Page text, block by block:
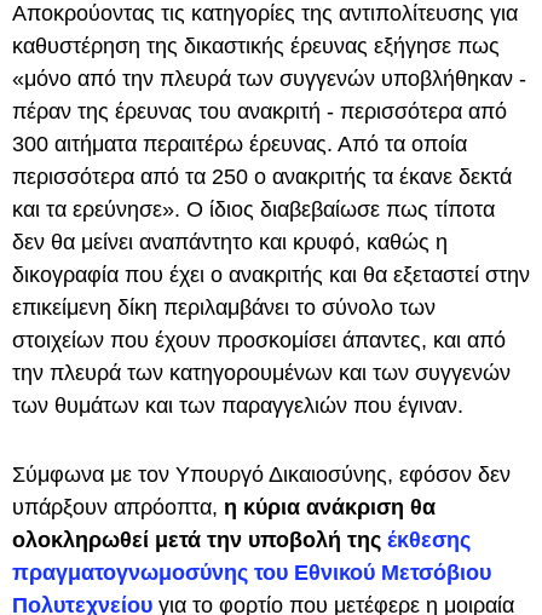
Αποκρούοντας τις κατηγορίες της αντιπολίτευσης για
καθυστέρηση της δικαστικής έρευνας εξήγησε πως
«μόνο από την πλευρά των συγγενών υποβλήθηκαν -
πέραν της έρευνας του ανακριτή - περισσότερα από
300 αιτήματα περαιτέρω έρευνας. Από τα οποία
περισσότερα από τα 250 ο ανακριτής τα έκανε δεκτά
και τα ερεύνησε». Ο ίδιος διαβεβαίωσε πως τίποτα
δεν θα μείνει αναπάντητο και κρυφό, καθώς η
δικογραφία που έχει ο ανακριτής και θα εξεταστεί στην
επικείμενη δίκη περιλαμβάνει το σύνολο των
στοιχείων που έχουν προσκομίσει άπαντες, και από
την πλευρά των κατηγορουμένων και των συγγενών
των θυμάτων και των παραγγελιών που έγιναν.
Σύμφωνα με τον Υπουργό Δικαιοσύνης, εφόσον δεν
υπάρξουν απρόοπτα, η κύρια ανάκριση θα
ολοκληρωθεί μετά την υποβολή της έκθεσης
πραγματογνωμοσύνης του Εθνικού Μετσόβιου
Πολυτεχνείου για το φορτίο που μετέφερε η μοιραία